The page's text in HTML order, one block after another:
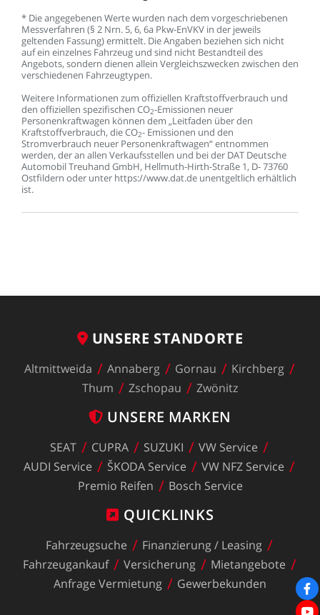
* Dieangegebenen Wertewurden nach dem vorgeschriebenen
Messverfahren (§ 2 Nrn. 5, 6, 6a Pkw-EnVKV in der jeweils
geltenden Fassung)ermittelt. DieAngaben beziehen sich nicht
aufein einzelnes Fahrzeug und sind nicht Bestandteildes
Angebots, sondern dienen allein Vergleichszwecken zwischen den
verschiedenen Fahrzeugtypen.
Weitere Informationen zum offiziellen Kraftstoffverbrauch und
den offiziellen spezifischen CO2-Emissionen neuer
Personenkraftwagen können dem „Leitfaden überden
Kraftstoffverbrauch, dieCO2- Emissionen und den
Stromverbrauch neuer Personenkraftwagen“entnommen
werden, deran allen Verkaufsstellen und beider DAT Deutsche
AutomobilTreuhand GmbH, Hellmuth-Hirth-Straße 1, D-73760
Ostfildern oder unter https://www.dat.de unentgeltlich erhältlich
ist.
UNSERE STANDORTE
Altmittweida Annaberg Gornau
Kirchberg
Thum
Zschopau Zwönitz
UNSERE MARKEN
SEAT CUPRA SUZUKI VW Service
AUDI Service ŠKODA Service VW NFZ Service
Premio Reifen Bosch Service
QUICKLINKS
Fahrzeugsuche Finanzierung/ Leasing
Fahrzeugankauf
Versicherung
Mietangebote
Anfrage Vermietung Gewerbekunden